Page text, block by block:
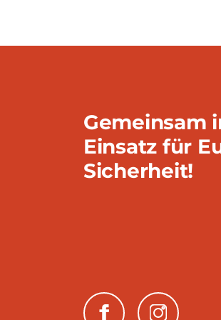
Gemeinsam
Einsatz für
Sicherheit!